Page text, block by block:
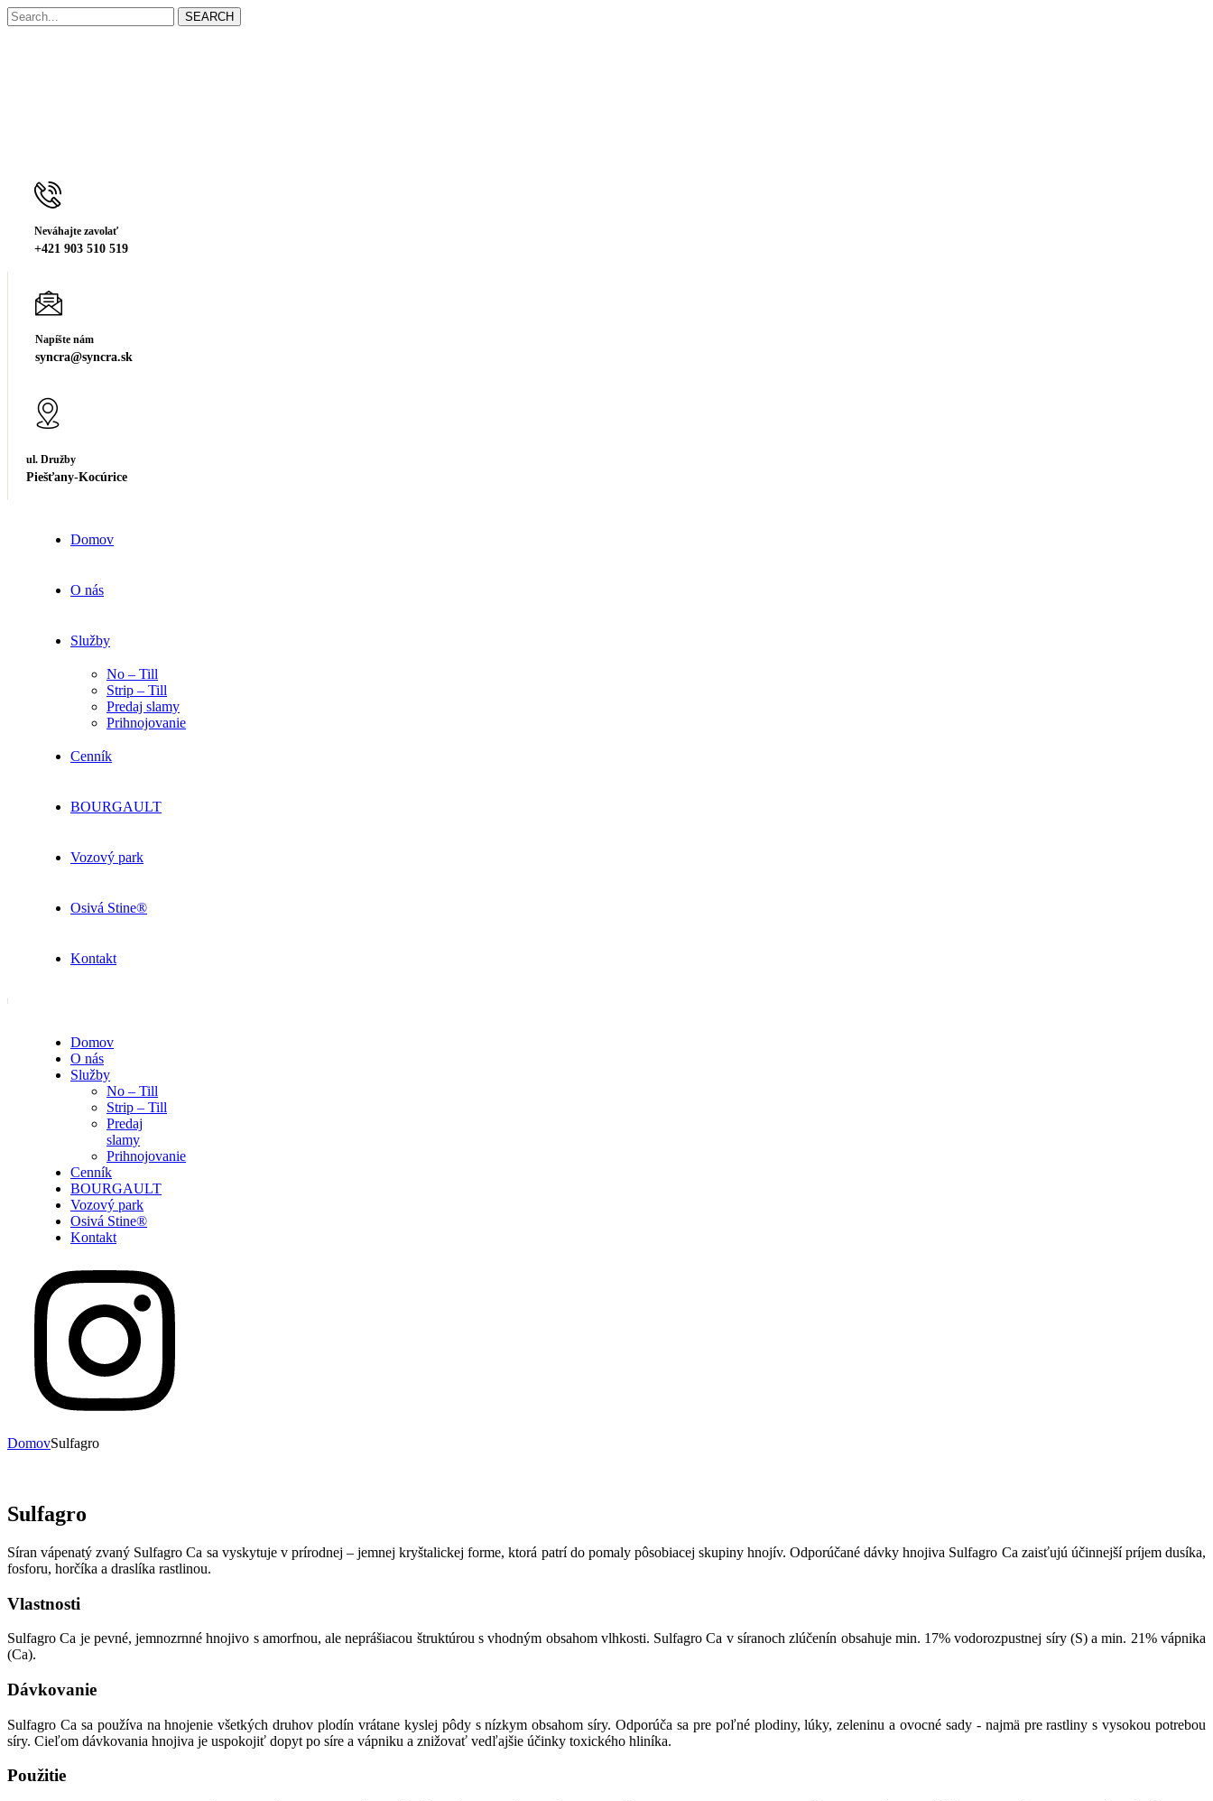
SEARCH
Neváhajte zavolať
+421 903 510 519
Napíšte nám
syncra@syncra.sk
ul. Družby
Piešťany-Kocúrice
Domov
O nás
Služby
No – Till
Strip – Till
Predaj slamy
Prihnojovanie
Cenník
BOURGAULT
Vozový park
Osivá Stine®
Kontakt
Domov
O nás
Služby
No – Till
Strip – Till
Predaj
slamy
Prihnojovanie
Cenník
BOURGAULT
Vozový park
Osivá Stine®
Kontakt
DomovSulfagro
Sulfagro
Síran vápenatý zvaný Sulfagro Ca sa vyskytuje v prírodnej – jemnej kryštalickej forme, ktorá patrí do pomaly pôsobiacej skupiny hnojív. Odporúčané dávky hnojiva Sulfagro Ca zaisťujú účinnejší príjem dusíka,
fosforu, horčíka a draslíka rastlinou.
Vlastnosti
Sulfagro Ca je pevné, jemnozrnné hnojivo s amorfnou, ale neprášiacou štruktúrou s vhodným obsahom vlhkosti. Sulfagro Ca v síranoch zlúčenín obsahuje min. 17% vodorozpustnej síry (S) a min. 21% vápnika
(Ca).
Dávkovanie
Sulfagro Ca sa používa na hnojenie všetkých druhov plodín vrátane kyslej pôdy s nízkym obsahom síry. Odporúča sa pre poľné plodiny, lúky, zeleninu a ovocné sady - najmä pre rastliny s vysokou potrebou
síry. Cieľom dávkovania hnojiva je uspokojiť dopyt po síre a vápniku a znižovať vedľajšie účinky toxického hliníka.
Použitie